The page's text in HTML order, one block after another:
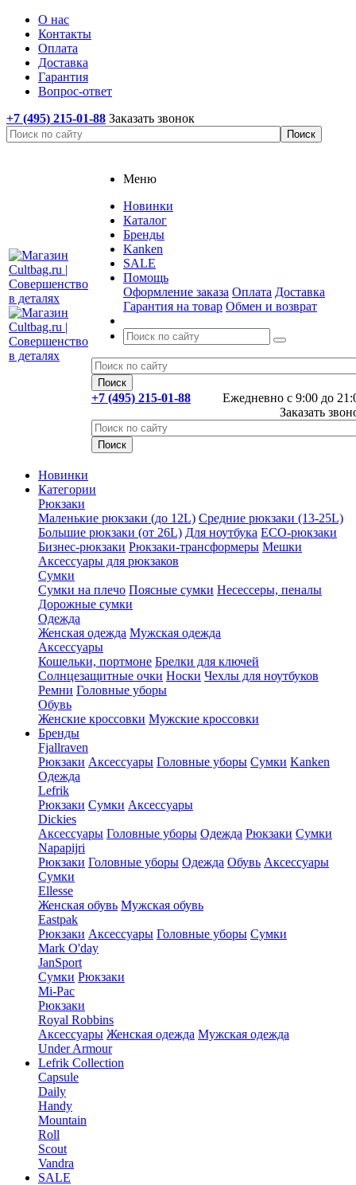
О нас
Контакты
Оплата
Доставка
Гарантия
Вопрос-ответ
+7 (495) 215-01-88 Заказать звонок
Меню
Новинки
Каталог
Бренды
Kanken
SALE
Помощь
Оформление заказа Оплата Доставка
Гарантия на товар Обмен и возврат
Ежедневно с 9:00 до
+7 (495) 215-01-88
Заказать
Новинки
Категории
Рюкзаки
Маленькие рюкзаки (до 12L) Средние рюкзаки (13-25L)
Большие рюкзаки (от 26L) Для ноутбука ECO-рюкзаки
Бизнес-рюкзаки Рюкзаки-трансформеры Мешки
Аксессуары для рюкзаков
Сумки
Сумки на плечо Поясные сумки Несессеры, пеналы
Дорожные сумки
Одежда
Женская одежда Мужская одежда
Аксессуары
Кошельки, портмоне Брелки для ключей
Солнцезащитные очки Носки Чехлы для ноутбуков
Ремни Головные уборы
Обувь
Женские кроссовки Мужские кроссовки
Бренды
Fjallraven
Рюкзаки Аксессуары Головные уборы Сумки Kanken
Одежда
Lefrik
Рюкзаки Сумки Аксессуары
Dickies
Аксессуары Головные уборы Одежда Рюкзаки Сумки
Napapijri
Рюкзаки Головные уборы Одежда Обувь Аксессуары
Сумки
Ellesse
Женская обувь Мужская обувь
Eastpak
Рюкзаки Аксессуары Головные уборы Сумки
Mark O'day
JanSport
Сумки Рюкзаки
Mi-Pac
Рюкзаки
Royal Robbins
Аксессуары Женская одежда Мужская одежда
Under Armour
Lefrik Collection
Capsule
Daily
Handy
Mountain
Roll
Scout
Vandra
SALE